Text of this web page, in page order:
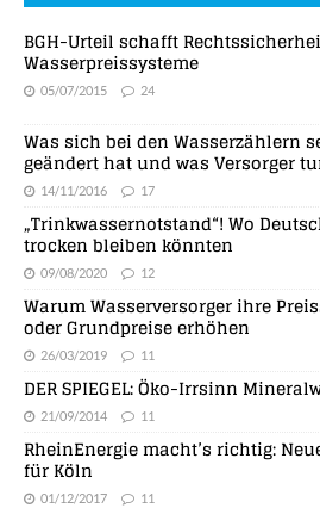
BGH-Urteil schafft
Wasserpreissysteme
05/07/2015 24
Was sich bei den Wasserzählern
geändert hat und was Versorger
14/11/2016 17
„Trinkwassernotstand“! Wo
trocken bleiben könnten
09/08/2020 12
Warum Wasserversorger ihre
oder Grundpreise erhöhen
26/03/2019 11
DER SPIEGEL: Öko-Irrsinn
21/09/2014 11
RheinEnergie macht’s richtig:
für Köln
01/12/2017 11